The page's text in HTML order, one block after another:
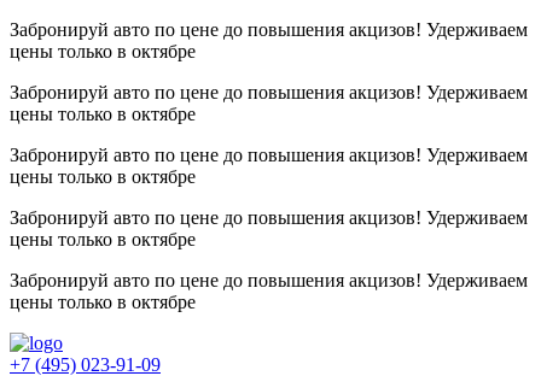
Забронируй авто по цене до повышения акцизов! Удерживаем
цены только в октябре
Забронируй авто по цене до повышения акцизов! Удерживаем
цены только в октябре
Забронируй авто по цене до повышения акцизов! Удерживаем
цены только в октябре
Забронируй авто по цене до повышения акцизов! Удерживаем
цены только в октябре
Забронируй авто по цене до повышения акцизов! Удерживаем
цены только в октябре
+7 (495) 023-91-09